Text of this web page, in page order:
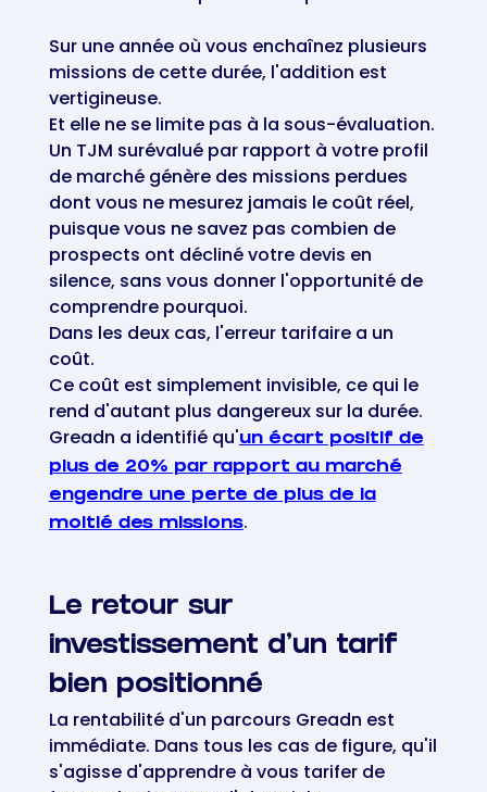
Sur une année où vous enchaînez plusieurs
missions de cette durée, l'addition est
vertigineuse.
Et elle ne se limite pas à la sous-évaluation.
Un TJM surévalué par rapport à votre profil
de marché génère des missions perdues
dont vous ne mesurez jamais le coût réel,
puisque vous ne savez pas combien de
prospects ont décliné votre devis en
silence, sans vous donner l'opportunité de
comprendre pourquoi.
Dans les deux cas, l'erreur tarifaire a un
coût.
Ce coût est simplement invisible, ce qui le
rend d'autant plus dangereux sur la durée.
Greadn a identifié qu'un écart positif de
plus de 20% par rapport au marché
engendre une perte de plus de la
moitié des missions.
Le retour sur
investissement d'un tarif
bien positionné
La rentabilité d'un parcours Greadn est
immédiate. Dans tous les cas de figure, qu'il
s'agisse d'apprendre à vous tarifer de